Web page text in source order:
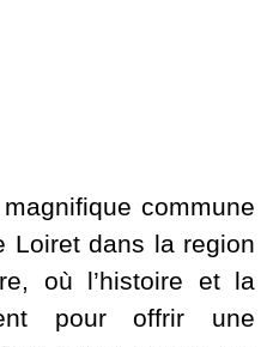
commune
Loiret dans la region
où l’histoire et la
pour offrir une